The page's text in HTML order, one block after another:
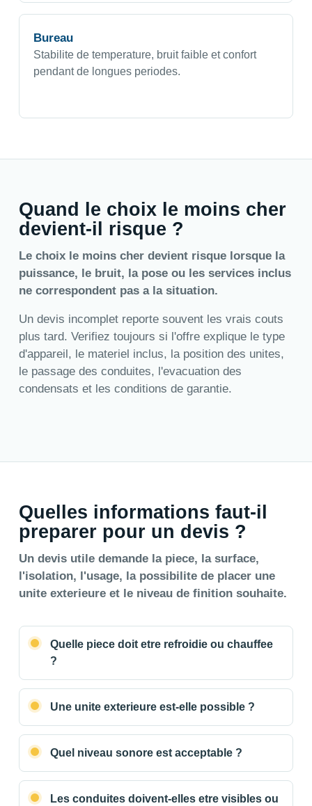
Bureau
Stabilite de temperature, bruit faible et confort
pendant de longues periodes.
Quand le choix le moins cher
devient-il risque ?
Le choix le moins cher devient risque lorsque la
puissance, le bruit, la pose ou les services inclus
ne correspondent pas a la situation.
Un devis incomplet reporte souvent les vrais couts
plus tard. Verifiez toujours si l'offre explique le type
d'appareil, le materiel inclus, la position des unites,
le passage des conduites, l'evacuation des
condensats et les conditions de garantie.
Quelles informations faut-il
preparer pour un devis ?
Un devis utile demande la piece, la surface,
l'isolation, l'usage, la possibilite de placer une
unite exterieure et le niveau de finition souhaite.
Quelle piece doit etre refroidie ou chauffee
?
Une unite exterieure est-elle possible ?
Quel niveau sonore est acceptable ?
Les conduites doivent-elles etre visibles ou